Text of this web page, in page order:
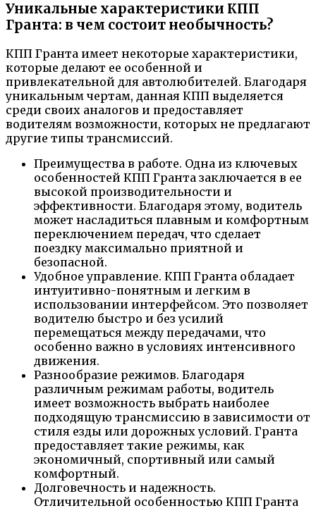
Уникальные характеристики КПП
Гранта: в чем состоит необычность?
КПП Гранта имеет некоторые характеристики,
которые делают ее особенной и
привлекательной для автолюбителей. Благодаря
уникальным чертам, данная КПП выделяется
среди своих аналогов и предоставляет
водителям возможности, которых не предлагают
другие типы трансмиссий.
Преимущества в работе. Одна из ключевых
особенностей КПП Гранта заключается в ее
высокой производительности и
эффективности. Благодаря этому, водитель
может насладиться плавным и комфортным
переключением передач, что сделает
поездку максимально приятной и
безопасной.
Удобное управление. КПП Гранта обладает
интуитивно-понятным и легким в
использовании интерфейсом. Это позволяет
водителю быстро и без усилий
перемещаться между передачами, что
особенно важно в условиях интенсивного
движения.
Разнообразие режимов. Благодаря
различным режимам работы, водитель
имеет возможность выбрать наиболее
подходящую трансмиссию в зависимости от
стиля езды или дорожных условий. Гранта
предоставляет такие режимы, как
экономичный, спортивный или самый
комфортный.
Долговечность и надежность.
Отличительной особенностью КПП Гранта